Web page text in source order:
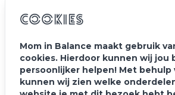
Cookies
Mom in Balance maakt gebruik
cookies. Hierdoor kunnen wij jou
persoonlijker helpen! Met behulp
kunnen wij zien welke
Vacatures
Blog
Contact